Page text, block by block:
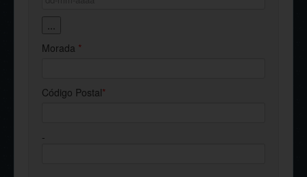
...
Morada *
Código Postal*
-